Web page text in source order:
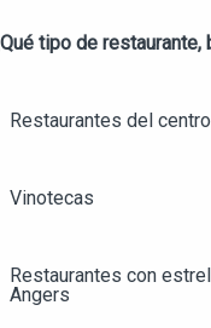
tipo de restaurante,
Restaurantes del
Vinotecas
Restaurantes con
Angers
seguridad